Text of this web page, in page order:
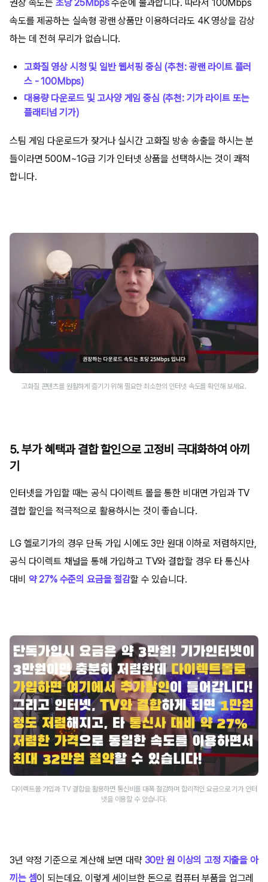
권장 속도는 초당 25Mbps수준에 불과합니다. 따라서 100Mbps
속도를 제공하는 실속형 광랜 상품만 이용하더라도 4K 영상을 감상
하는 데 전혀 무리가 없습니다.
고화질 영상 시청 및 일반 웹서핑 중심 (추천: 광랜 라이트 플러
스 - 100Mbps)
대용량 다운로드 및 고사양 게임 중심 (추천: 기가 라이트 또는
플래티넘 기가)
스팀 게임 다운로드가 잦거나 실시간 고화질 방송 송출을 하시는 분
들이라면 500M~1G급 기가 인터넷 상품을 선택하시는 것이 쾌적
합니다.
고화질 콘텐츠를 원활하게 즐기기 위해 필요한 최소한의 인터넷 속도를 확인해 보세요.
5. 부가 혜택과 결합 할인으로 고정비 극대화하여 아끼
기
인터넷을 가입할 때는 공식 다이렉트 몰을 통한 비대면 가입과 TV
결합 할인을 적극적으로 활용하시는 것이 좋습니다.
LG 헬로기가의 경우 단독 가입 시에도 3만 원대 이하로 저렴하지만,
공식 다이렉트 채널을 통해 가입하고 TV와 결합할 경우 타 통신사
대비 약 27% 수준의 요금을 절감할 수 있습니다.
다이렉트몰 가입과 TV 결합을 활용하면 통신비를 대폭 절감하며 합리적인 요금으로 기가 인터
넷을 이용할 수 있습니다.
3년 약정 기준으로 계산해 보면 대략 30만 원 이상의 고정 지출을 아
끼는 셈이 되는데요. 이렇게 세이브한 돈으로 컴퓨터 부품을 업그레